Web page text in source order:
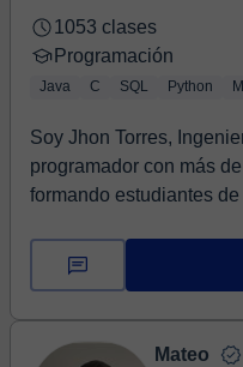
1053 clases
Programación
Java C SQL Python
Soy Jhon Torres,
programador con más
formando estudiantes
Mateo